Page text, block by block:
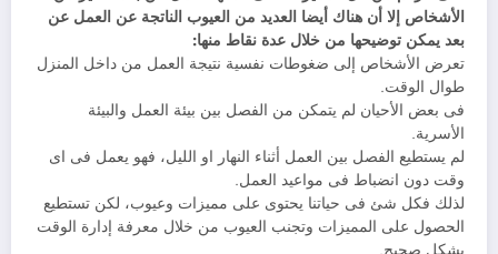
الأشخاص إلا أن هناك أيضا العديد من العيوب الناتجة عن العمل عن
بعد يمكن توضيحها من خلال عدة نقاط منها:
تعرض الأشخاص إلى ضغوطات نفسية نتيجة العمل من داخل المنزل
طوال الوقت.
فى بعض الأحيان لم يتمكن من الفصل بين بيئة العمل والبيئة
الأسرية.
لم يستطيع الفصل بين العمل أثناء النهار او الليل، فهو يعمل فى اى
وقت دون انضباط فى مواعيد العمل.
لذلك فكل شئ فى حياتنا يحتوى على مميزات وعيوب، لكن تستطيع
الحصول على المميزات وتجنب العيوب من خلال معرفة إدارة الوقت